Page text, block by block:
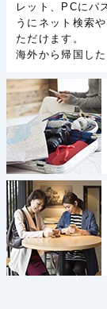
レット、PCにパ
うにネット検索
ただけます。
海外から帰国し